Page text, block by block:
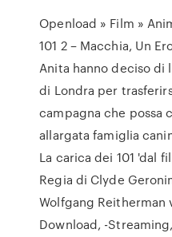
Openload » Film »
101 2 – Macchia, Un
Anita hanno deciso di
di Londra per
campagna che possa
allargata famiglia
La carica dei 101 'dal
Regia di Clyde
Wolfgang Reitherman
Download, -